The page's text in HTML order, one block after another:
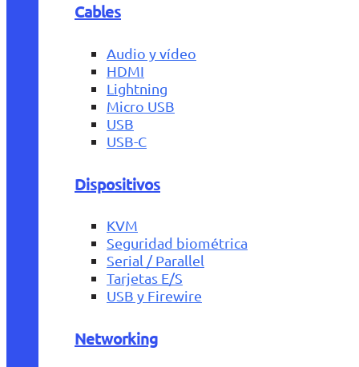
Cables
Audio y vídeo
HDMI
Lightning
Micro USB
USB
USB-C
Dispositivos
KVM
Seguridad biométrica
Serial / Parallel
Tarjetas E/S
USB y Firewire
Networking